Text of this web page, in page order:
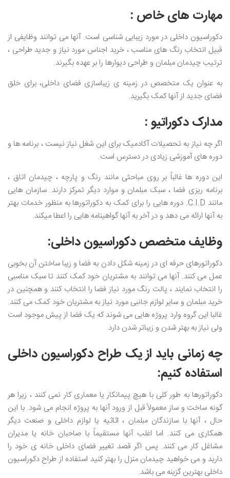
مهارت های خاص :
دکوراسیون داخلی در مورد زیبایی شناسی است. آنها می توانند وظایفی از
قبیل انتخاب رنگ های مناسب ، خرید اجناس مورد نیاز و جدید طراحی ،
ترتیب چیدمان مبلمان و طراحی دیوارها را بر عهده بگیرند.
به عنوان یک متخصص در زمینه ی زیباسازی فضای داخلی، برای خلق
فضای جدید از آنها کمک بگیرید.
مدارک دکوراتیو :
اگر چه نیاز به تحصیلات آکادمیک برای این شغل نیاز نیست ، برنامه ها و
دوره های آموزشی زیادی در دسترس است.
این دوره ها غالباً بر روی مباحثی مانند رنگ و پارچه ، چیدمان اتاق ،
برنامه ریزی فضا ، سبک مبلمان و موارد دیگر تمرکز دارند. سازمان هایی
مانند C.I.D. دوره هایی را برای کمک به دکوراتورها به منظور خدمات بهتر
به آنها ارائه می دهد و در آخر به آنها گواهینامه هایی را اعطا میکند.
وظایف متخصص دکوراسیون داخلی:
دکوراتورهای حرفه ای در زمینه شکل دادن به فضا و زیبا ساختن آن بخوبی
عمل می کنند. آنها می توانند به مشتریان خود کمک کنند تا سبک مناسبی
را انتخاب نمایند ، پالت رنگ مورد نیاز فضا را انتخاب کنند و همچنین در
خرید مبلمان و سایر لوازم جانبی مورد نیاز به مشتریان خود کمک می کنند.
غالبا این گروه وارد پروژه هایی می شوند که یک فضا از پیش موجود است
ولی نیاز به بهتر شدن و زیباتر شدن دارد.
چه زمانی باید از یک طراح دکوراسیون داخلی
استفاده کنیم:
دکوراتورها به طور کلی با هیچ پیمانکار یا معماری کار نمی کنند ، زیرا هر
گونه ساخت و ساز معمولاً قبل از ورود آنها به پروژه انجام می شود. با این
حال ، آنها با سازندگان مبلمان ، اثاثیه یا لوازم داخلی و صنعت دیگر
همکاری می کنند. اما اغلب آنها مستقیماً با صاحبان خانه یا مدیران
مشاغل کار می کنند. پس اگر قصد تغییر فضای داخلی خانه ی خود را
دارید و می خواهید چیدمان منزل را بهتر کنید استفاده از طراح دکوراسیون
داخلی بهترین گزینه می باشد.